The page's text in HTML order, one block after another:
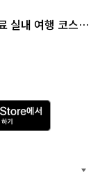
실내 여행 코스